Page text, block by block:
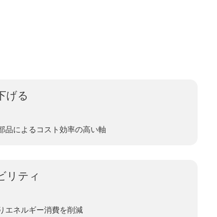
げる
品によるコスト効率の高い軸
リティ
エネルギー消費を削減